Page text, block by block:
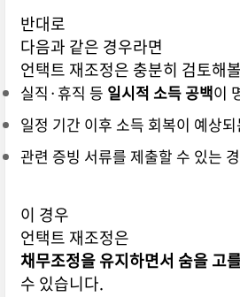
반대로
다음과 같은 경우라면
언택트 재조정은 충분히 검토해
실직·휴직 등 일시적 소득 공백이
일정 기간 이후 소득 회복이 예상
관련 증빙 서류를 제출할 수 있는
이 경우
언택트 재조정은
채무조정을 유지하면서 숨을 고
수 있습니다.